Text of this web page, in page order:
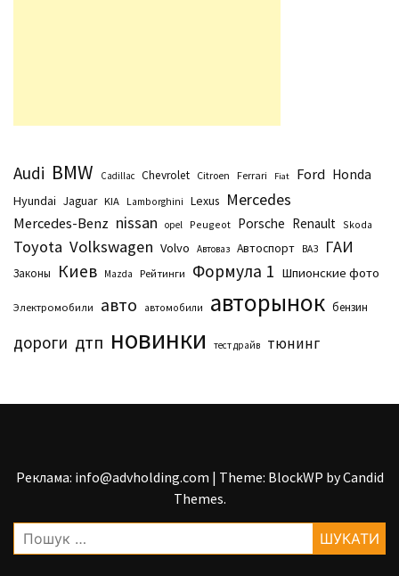
Audi BMW Cadillac Chevrolet Citroen Ferrari Fiat Ford Honda
Hyundai Jaguar KIA Lamborghini Lexus Mercedes
Mercedes-Benz nissan opel Peugeot Porsche Renault Skoda
Toyota Volkswagen Volvo Автоваз Автоспорт ВАЗ ГАИ
Законы Киев Маzda Рейтинги Формула 1 Шпионские фото
Электромобили авто автомобили авторынок бензин
дороги дтп новинки тест драйв тюнинг
Реклама: info@advholding.com | Theme: BlockWP byCandid
Themes.
Пошук: